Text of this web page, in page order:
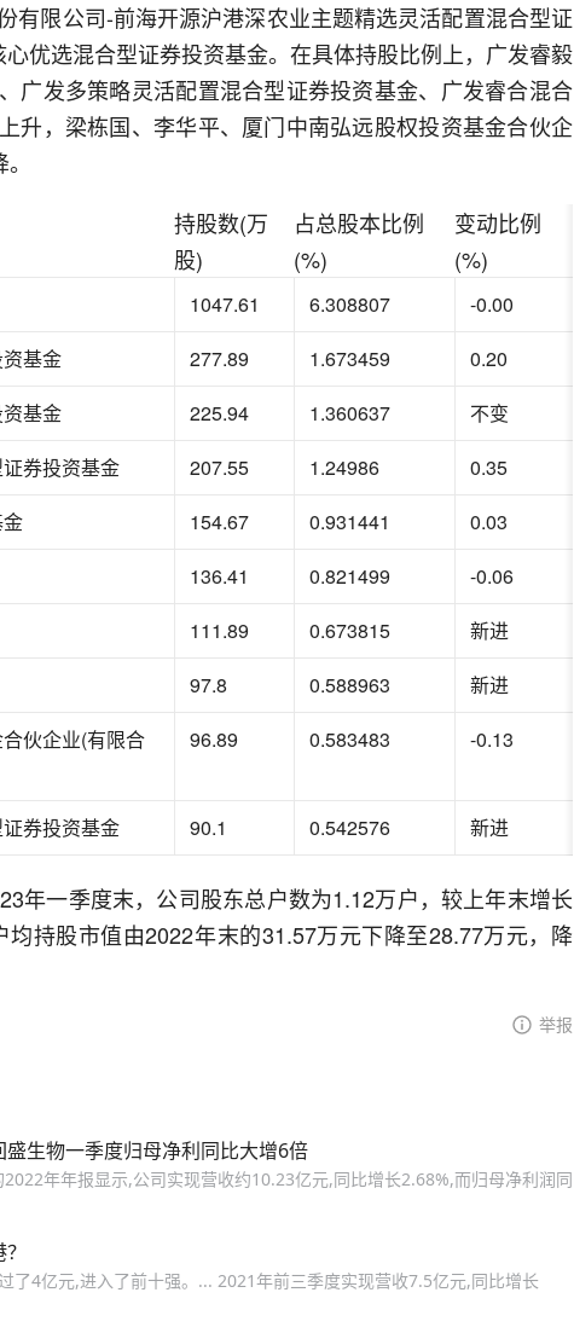
有限公司-前海开源沪港深农业主题精选灵活配置混合型证
优选混合型证券投资基金。在具体持股比例上，广发睿毅
广发多策略灵活配置混合型证券投资基金、广发睿合混合
升，梁栋国、李华平、厦门中南弘远股权投资基金合伙企
持股数(万
股)
占总股本比例
(%)
变动比例
(%)
1047.61 6.308807
-0.00
基金
277.89 1.673459
0.20
基金
225.94 1.360637
不变
券投资基金
207.55 1.24986
0.35
154.67 0.931441
0.03
136.41 0.821499
-0.06
111.89 0.673815
新进
97.8 0.588963
新进
伙企业(有限合
96.89 0.583483 -0.13
券投资基金 90.1 0.542576 新进
年一季度末，公司股东总户数为1.12万户，较上年末增长
均持股市值由2022年末的31.57万元下降至28.77万元，降
举报
生物一季度归母净利同比大增6倍
年年报显示,公司实现营收约10.23亿元,同比增长2.68%,而归母净利润同
了4亿元,进入了前十强。... 2021年前三季度实现营收7.5亿元,同比增长